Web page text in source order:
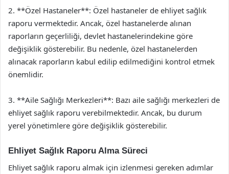
2. **Özel Hastaneler**: Özel hastaneler de ehliyet sağlık
raporu vermektedir. Ancak, özel hastanelerde alınan
raporların geçerliliği, devlet hastanelerindekine göre
değişiklik gösterebilir. Bu nedenle, özel hastanelerden
alınacak raporların kabul edilip edilmediğini kontrol etmek
önemlidir.
3. **Aile Sağlığı Merkezleri**: Bazı aile sağlığı merkezleri de
ehliyet sağlık raporu verebilmektedir. Ancak, bu durum
yerel yönetimlere göre değişiklik gösterebilir.
Ehliyet Sağlık Raporu Alma Süreci
Ehliyet sağlık raporu almak için izlenmesi gereken adımlar